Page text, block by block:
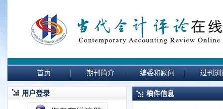
首页 期刊简介 编委和顾问 过刊浏
用户登录 稿件信息